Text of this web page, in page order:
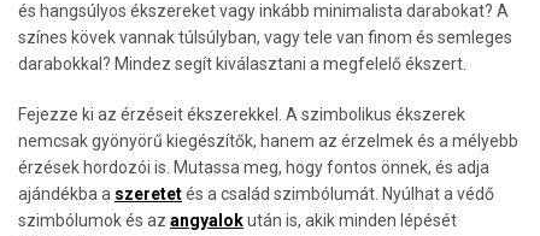
és hangsúlyos ékszereket vagy inkább minimalista darabokat? A
színes kövek vannak túlsúlyban, vagy tele van finom és semleges
darabokkal? Mindez segít kiválasztani a megfelelő ékszert.
Fejezze ki az érzéseit ékszerekkel. A szimbolikus ékszerek
nemcsak gyönyörű kiegészítők, hanem az érzelmek és a mélyebb
érzések hordozói is. Mutassa meg, hogy fontos önnek, és adja
ajándékba a szeretetés a család szimbólumát. Nyúlhat a védő
szimbólumok és az angyalokután is, akik minden lépését